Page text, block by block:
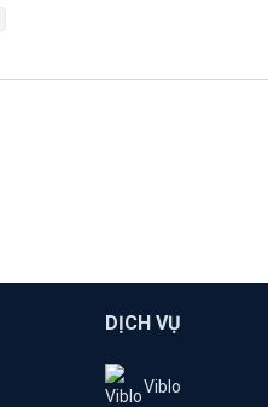
DỊCH VỤ
Viblo